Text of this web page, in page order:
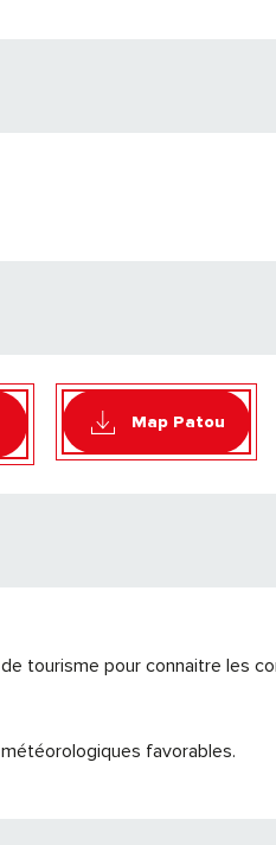
Map Patou
tourisme pour connaitre les
favorables.